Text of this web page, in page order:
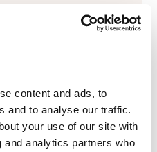
content and ads, to
and to analyse our traffic.
your use of our site with
analytics partners who
vi ger tydliga riktlinjer